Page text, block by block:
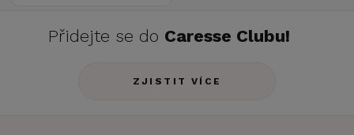
Přidejte se do Caresse Clubu!
ZJISTIT VÍCE